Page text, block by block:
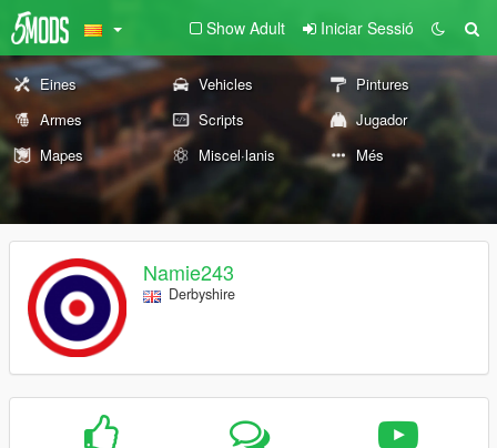
Show Adult Iniciar Sessió
Eines Vehicles
Pintures
Armes
Scripts
Jugador
Mapes
Miscel·lanis Més
Namie243
Derbyshire